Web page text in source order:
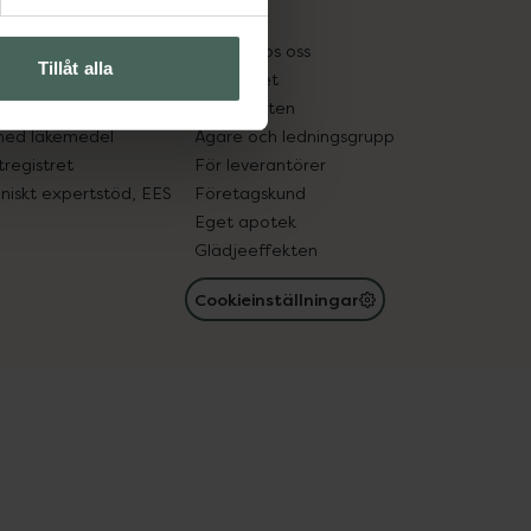
Tillåt alla
in gammal medicin
läkemedel
expertstöd, EES
Pressrum
Jobba hos oss
Hållbarhet
Samarbeten
Ägare och ledningsgrupp
För leverantörer
Företagskund
Eget apotek
Glädjeeffekten
Cookieinställningar